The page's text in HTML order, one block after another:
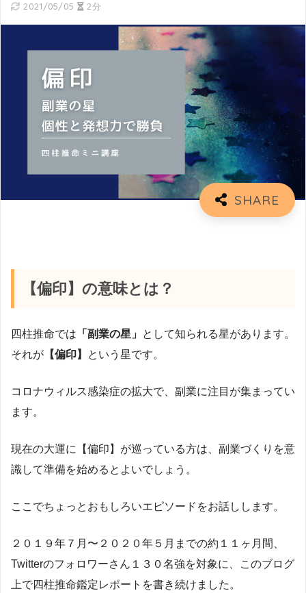
2021/05/05 2分
【偏印】の意味とは？
四柱推命では 「副業の星」 として知られる星があります。
それが 【偏印】 という星です。
コロナウィルス感染症の拡大で、副業に注目が集まってい
ます。
現在の大運に【偏印】が巡っている方は、副業づくりを意
識して準備を始めるとよいでしょう。
ここでちょっとおもしろいエピソードをお話しします。
２０１９年７月〜２０２０年５月までの約１１ヶ月間、
Twitterのフォロワーさん１３０名強を対象に、このブログ
上で四柱推命鑑定レポートを書き続けました。